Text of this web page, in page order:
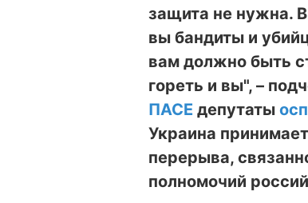
защита не нужна.
вы бандиты и
вам должно быть
гореть и вы", –
ПАСЕ депутаты
Украина
перерыва,
полномочий